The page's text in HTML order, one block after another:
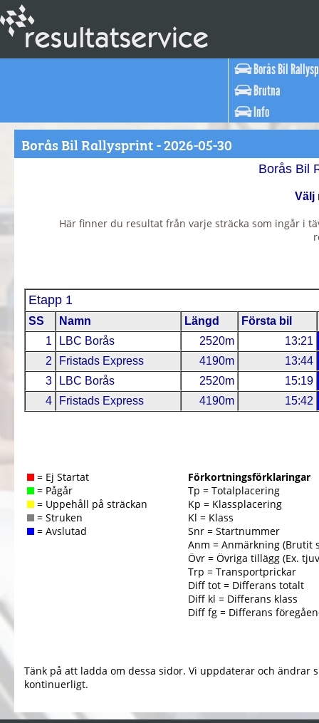
Borås Bil
Brutna
Info
Borås Bil Rallysprint - 2026-05-30
Borås Bil
Välj
Här finner du resultat från varje sträcka som ingår i
Etapp 1
SS Namn Längd
Första bil
1
LBC Borås 2520m
13:21
2
Fristads Express 4190m
13:44
3
LBC Borås 2520m
15:19
4
Fristads Express 4190m 15:42
= Ej Startat
= Pågår
= Uppehåll på sträckan
= Struken
= Avslutad
Förkortningsförklaringar
Tp = Totalplacering
Kp = Klassplacering
Kl = Klass
Snr = Startnummer
Anm = Anmärkning (Brutit
Övr = Övriga tillägg (Ex.
Trp = Transportprickar
Diff tot = Differans totalt
Diff kl = Differans klass
Diff fg = Differans
Tänk på att ladda om dessa sidor. Vi uppdaterar och ändrar
kontinuerligt.